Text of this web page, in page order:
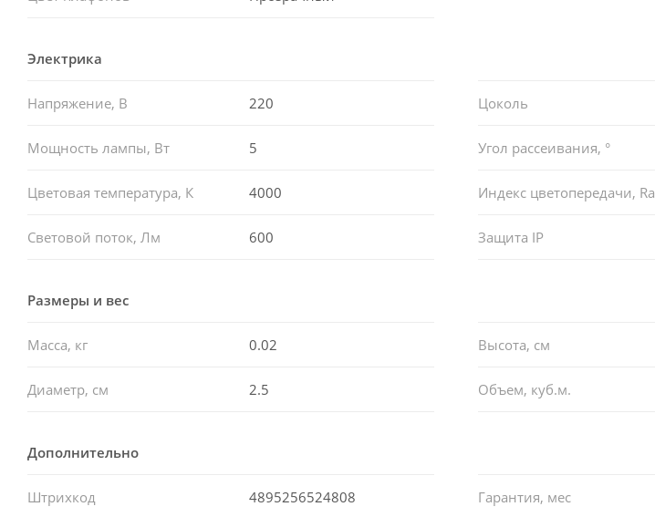
Электрика
Напряжение, В 220 Цоколь
Мощность лампы, Вт 5 Угол рассеивания, °
Цветовая температура, К 4000 Индекс цветопередачи, Ra
Световой поток, Лм 600 Защита IP
Размеры и вес
Масса, кг 0.02 Высота, см
Диаметр, см 2.5 Объем, куб.м.
Дополнительно
Штрихкод 4895256524808 Гарантия, мес